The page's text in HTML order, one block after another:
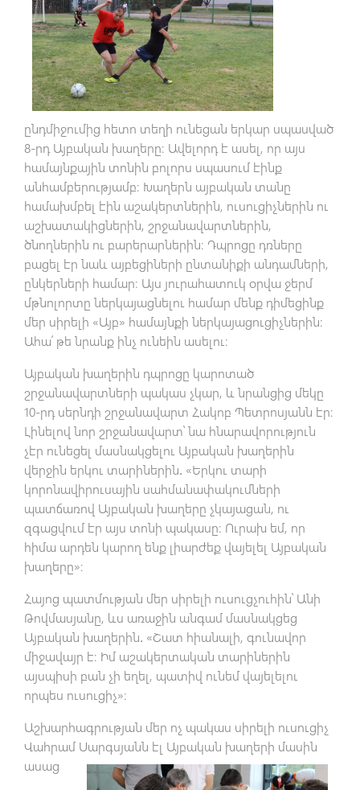
ընդմիջումից հետո տեղի ունեցան երկար սպասված
8-րդ Այբական խաղերը։ Ավելորդ է ասել, որ այս
համայնքային տոնին բոլորս սպասում էինք
անհամբերությամբ։ Խաղերն այբական տանը
համախմբել էին աշակերտներին, ուսուցիչներին ու
աշխատակիցներին, շրջանավարտներին,
ծնողներին ու բարերարներին։ Դպրոցը դռները
բացել էր նաև այբեցիների ընտանիքի անդամների,
ընկերների համար։ Այս յուրահատուկ օրվա ջերմ
մթնոլորտը ներկայացնելու համար մենք դիմեցինք
մեր սիրելի «Այբ» համայնքի ներկայացուցիչներին։
Ահա՛ թե նրանք ինչ ունեին ասելու։
Այբական խաղերին դպրոցը կարոտած
շրջանավարտների պակաս չկար, և նրանցից մեկը
10-րդ սերնդի շրջանավարտ Հակոբ Պետրոսյանն էր։
Լինելով նոր շրջանավարտ՝ նա հնարավորություն
չէր ունեցել մասնակցելու Այբական խաղերին
վերջին երկու տարիներին․ «Երկու տարի
կորոնավիրուսային սահմանափակումների
պատճառով Այբական խաղերը չկայացան, ու
զգացվում էր այս տոնի պակասը։ Ուրախ եմ, որ
հիմա արդեն կարող ենք լիարժեք վայելել Այբական
խաղերը»։
Հայոց պատմության մեր սիրելի ուսուցչուհին՝ Անի
Թովմասյանը, ևս առաջին անգամ մասնակցեց
Այբական խաղերին․ «Շատ հիանալի, գունավոր
միջավայր է։ Իմ աշակերտական տարիներին
այսպիսի բան չի եղել, պատիվ ունեմ վայելելու
որպես ուսուցիչ»։
Աշխարհագրության մեր ոչ պակաս սիրելի ուսուցիչ
Վահրամ Սարգսյանն էլ Այբական խաղերի մասին
ասաց